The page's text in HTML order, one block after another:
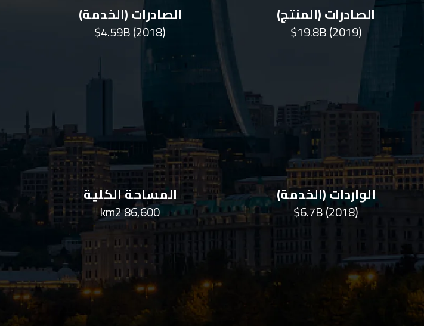
الصادرات (الخدمة)
$4.59B (2018)
الصادرات (المنتج)
$19.8B (2019)
المساحة الكلية
86,600 km2
الواردات (الخدمة)
$6.7B (2018)